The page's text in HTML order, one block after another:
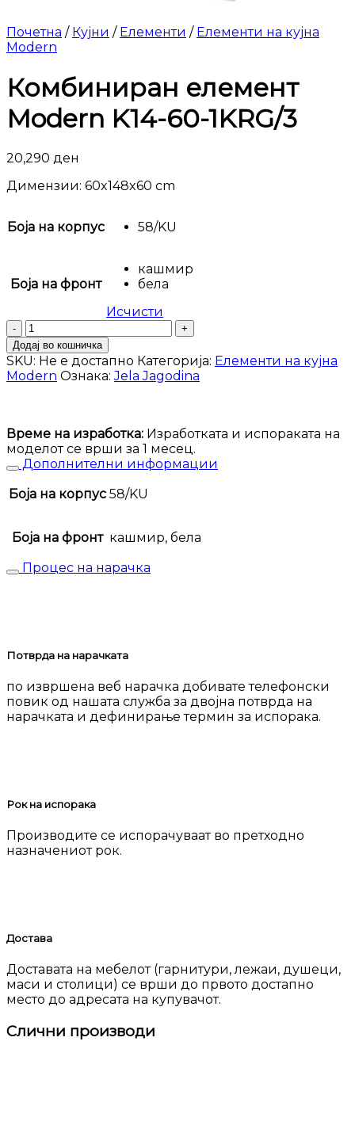
Почетна / Кујни / Елементи / Елементи на кујна
Modern
Комбиниран елемент
Modern K14-60-1KRG/3
20,290 ден
Димензии: 60x148x60 cm
Боја на корпус 58/KU
Боја на фронт
кашмир
бела
Исчисти
Комбиниран
елемент
Modern
K14-
Додај во кошничка
SKU: Не е достапно Категорија: Елементи на кујна
Modern Ознака:Jela Jagodina
Време на изработка: Изработката и испораката на
моделот се врши за 1 месец.
Дополнителни информации
Боја на корпус 58/KU
Боја на фронт кашмир, бела
Процес на нарачка
Потврда на нарачката
по извршена веб нарачка добивате телефонски
повик од нашата служба за двојна потврда на
нарачката и дефинирање термин за испорака.
Рок на испорака
Производите се испорачуваат во претходно
назначениот рок.
Достава
Доставата на мебелот (гарнитури, лежаи, душеци,
маси и столици) се врши до првото достапно
место до адресата на купувачот.
Слични производи